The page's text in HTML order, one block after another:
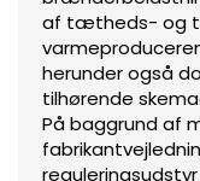
af tætheds- og
herunder også
tilhørende
På baggrund af